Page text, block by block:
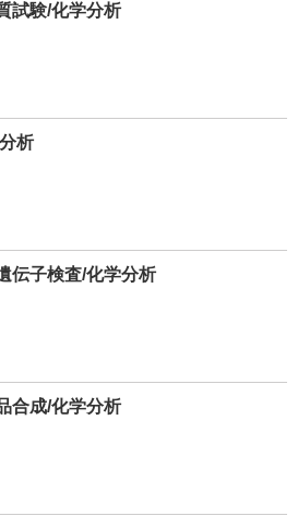
試験/化学分析
析
伝子検査/化学分析
合成/化学分析